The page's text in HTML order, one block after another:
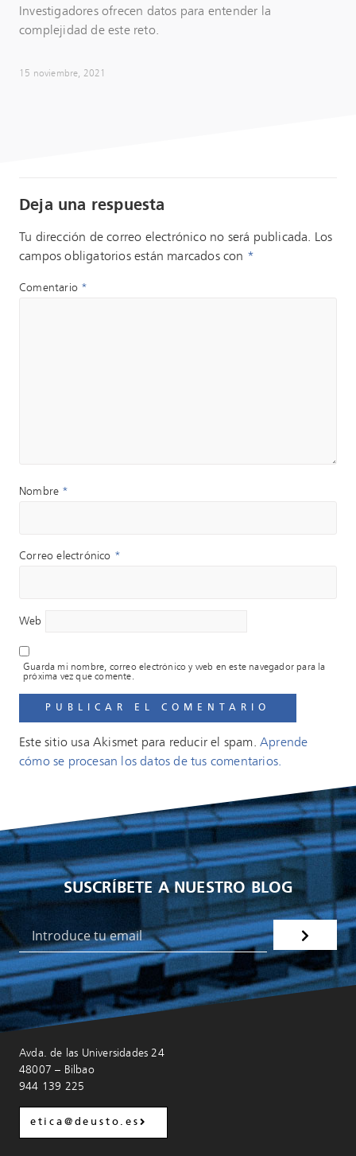
Investigadores ofrecen datos para entender la
complejidad de este reto.
15 noviembre, 2021
Deja una respuesta
Tu dirección de correo electrónico no será publicada. Los
campos obligatorios están marcados con *
Comentario *
Nombre *
Correo electrónico *
Web
Guarda mi nombre, correo electrónico y web en este navegador para la
próxima vez que comente.
Este sitio usa Akismet para reducir el spam. Aprende
cómo se procesan los datos de tus comentarios.
SUSCRÍBETE A NUESTRO BLOG
Avda. de las Universidades 24
48007 – Bilbao
944 139 225
etica@deusto.es